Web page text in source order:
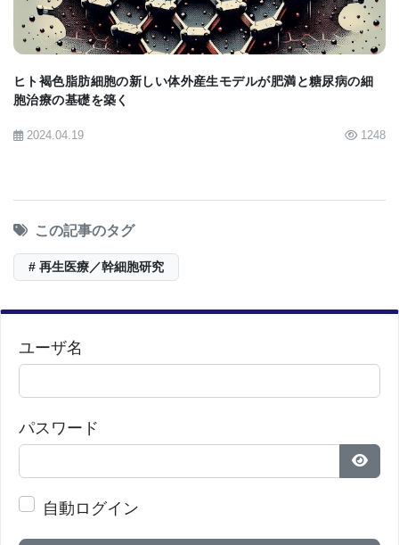
BioQuick News:Putting a Protein into Overdrive to
(NG2 Glia) Engineered to Overproduce SOX2
Protein Make New Neurons, Improving Recovery in
ヒト褐色脂肪細胞の新しい体外産生モデルが肥満と糖尿病の細
胞治療の基礎を築く
2024.04.19 1248
この記事のタグ
# 再生医療／幹細胞研究
ユーザ名
パスワード
パス
自動ログイン